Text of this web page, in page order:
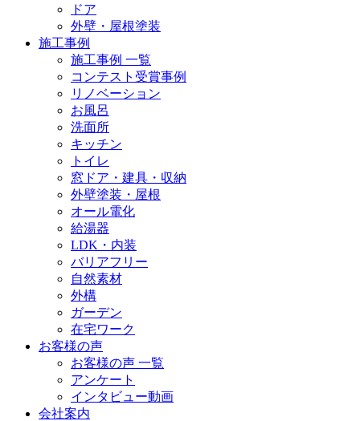
ドア
外壁・屋根塗装
施工事例
施工事例 一覧
コンテスト受賞事例
リノベーション
お風呂
洗面所
キッチン
トイレ
窓ドア・建具・収納
外壁塗装・屋根
オール電化
給湯器
LDK・内装
バリアフリー
自然素材
外構
ガーデン
在宅ワーク
お客様の声
お客様の声 一覧
アンケート
インタビュー動画
会社案内